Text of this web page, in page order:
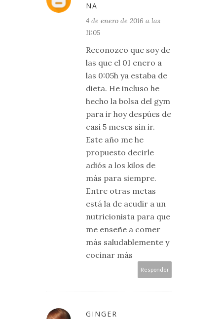
NA
4 de enero de 2016 a las
11:05
Reconozco que soy de
las que el 01 enero a
las 0:05h ya estaba de
dieta. He incluso he
hecho la bolsa del gym
para ir hoy despúes de
casi 5 meses sin ir.
Este año me he
propuesto decirle
adiós a los kilos de
más para siempre.
Entre otras metas
está la de acudir a un
nutricionista para que
me enseñe a comer
más saludablemente y
cocinar más
Responder
GINGER